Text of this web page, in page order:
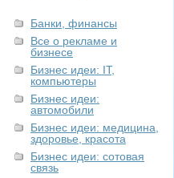
Банки, финансы
Все о рекламе и
бизнесе
Бизнес идеи: IT,
компьютеры
Бизнес идеи:
автомобили
Бизнес идеи: медицина,
здоровье, красота
Бизнес идеи: сотовая
связь